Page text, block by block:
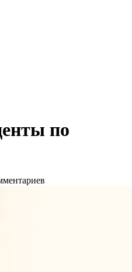
по